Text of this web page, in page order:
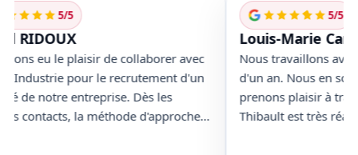
5/5
RIDOUX
eu le plaisir de collaborer avec
Industrie pour le recrutement d'un
notre entreprise. Dès les
contacts, la méthode d'approche,
5/5
Louis-Marie
Nous travaillons avec
d'un an. Nous en
prenons plaisir à
Thibault est très